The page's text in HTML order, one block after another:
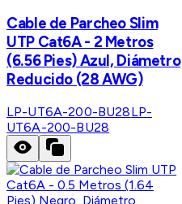
Cable de Parcheo Slim
UTP Cat6A - 2 Metros
(6.56 Pies) Azul, Diámetro
Reducido (28 AWG)
LP-UT6A-200-BU28LP-
UT6A-200-BU28